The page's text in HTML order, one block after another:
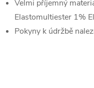
Velmi příjemný
Elastomultiester 1%
Pokyny k údržbě